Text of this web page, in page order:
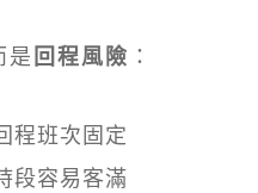
是 回程風險 ：
程班次固定
段容易客滿